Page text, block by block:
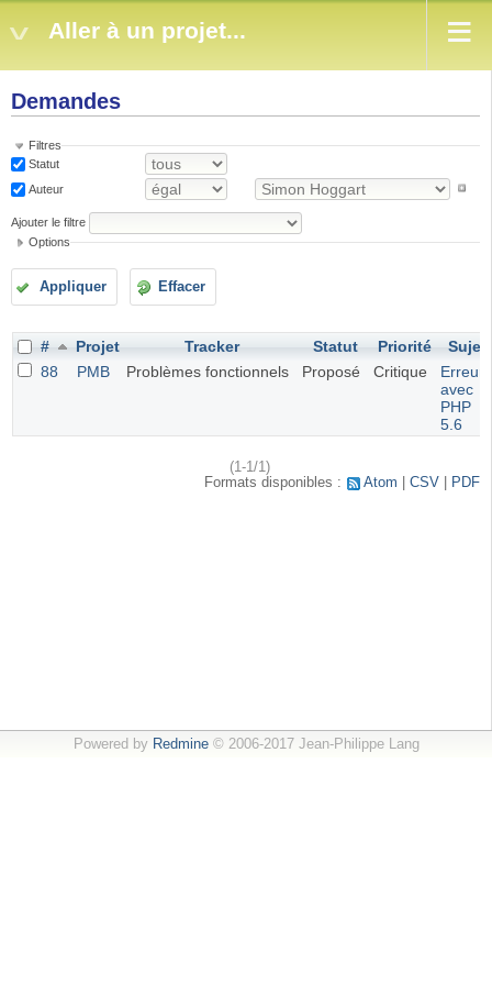
Aller à un projet...
Demandes
Filtres
Statut
Auteur
Ajouter le filtre
Options
Appliquer Effacer
# Projet Tracker Statut Priorité
Sujet
88
PMB Problèmes fonctionnels Proposé Critique
Erreur
avec
PHP
5.6
(1-1/1)
Formats disponibles :
Atom CSV PDF
Powered by Redmine© 2006-2017 Jean-Philippe Lang